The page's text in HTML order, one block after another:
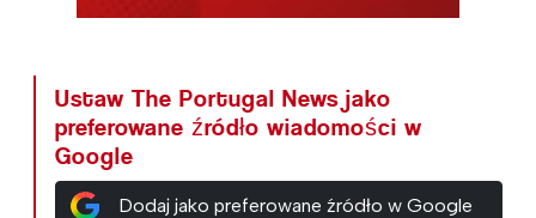
Ustaw The Portugal News jako
preferowane źródło wiadomości w
Google
Dodaj jako preferowane źródło w Google